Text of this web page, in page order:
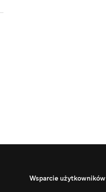
Wsparcie użytkowników